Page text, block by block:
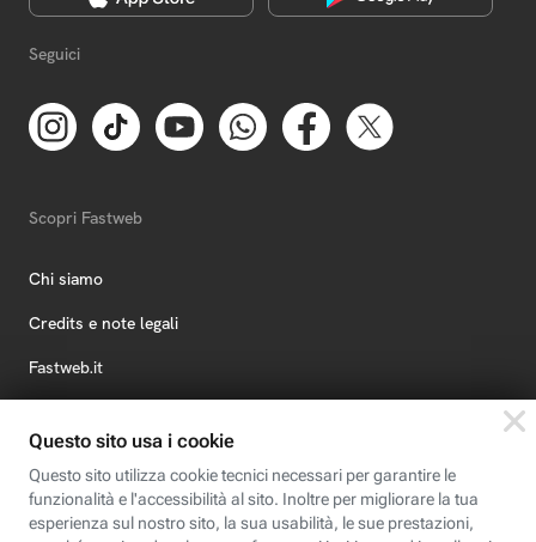
Seguici
Scopri Fastweb
Chi siamo
Credits e note legali
Fastweb.it
Fastweb Digital Academy
STEP FuturAbility District